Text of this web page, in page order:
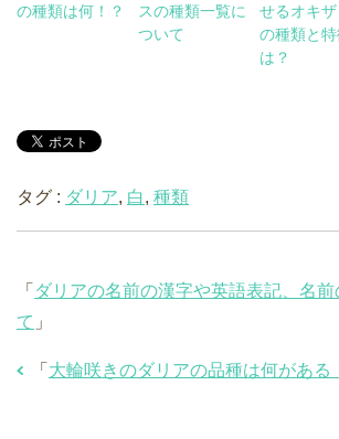
の種類は何！？
スの種類一覧に
ついて
せるオキザ
の種類と特
は？
タグ : ダリア, 白, 種類
「 ダリアの名前の漢字や英語表記、名
て 」
「 大輪咲きのダリアの品種は何がある